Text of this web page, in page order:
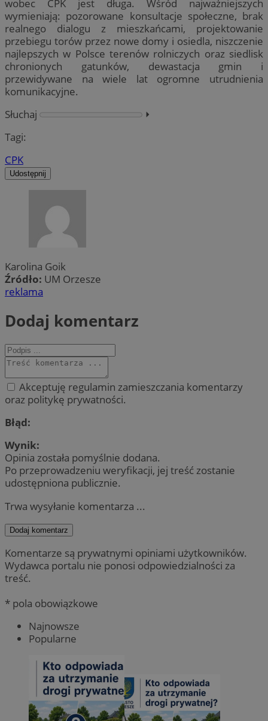
wobec CPK jest długa. Wśród najważniejszych
wymieniają: pozorowane konsultacje społeczne, brak
realnego dialogu z mieszkańcami, projektowanie
przebiegu torów przez nowe domy i osiedla, niszczenie
najlepszych w Polsce terenów rolniczych oraz siedlisk
chronionych gatunków, dewastacja gmin i
przewidywane na wiele lat ogromne utrudnienia
komunikacyjne.
Słuchaj
⏵︎
Tagi:
CPK
Udostępnij
Karolina Goik
Źródło: UM Orzesze
reklama
Dodaj komentarz
Akceptuję regulamin zamieszczania komentarzy
oraz politykę prywatności.
Błąd:
Wynik:
Opinia została pomyślnie dodana.
Po przeprowadzeniu weryfikacji, jej treść zostanie
udostępniona publicznie.
Trwa wysyłanie komentarza ...
Dodaj komentarz
Komentarze są prywatnymi opiniami użytkowników.
Wydawca portalu nie ponosi odpowiedzialności za
treść.
* pola obowiązkowe
Najnowsze
Popularne